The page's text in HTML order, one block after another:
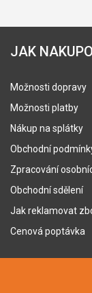
JAK
Možnosti dopravy
Možnosti platby
Nákup na splátky
Obchodní
Zpracování
Obchodní sdělení
Jak reklamovat
Cenová poptávka